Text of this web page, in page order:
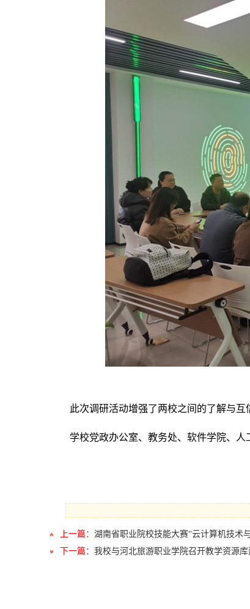
此次调研活动增强了两校之间的了解与
学校党政办公室、教务处、软件学院、
上一篇： 湖南省职业院校技能大赛“云计算机技术
下一篇： 我校与河北旅游职业学院召开教学资源